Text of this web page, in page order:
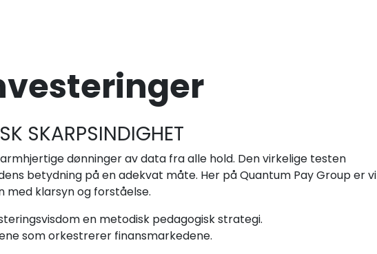
SKARPSINDIGHET
dønninger av data fra alle hold. Den virkelige testen
betydning på en adekvat måte. Her på Quantum Pay Group er vi
klarsyn og forståelse.
en metodisk pedagogisk strategi.
som orkestrerer finansmarkedene.